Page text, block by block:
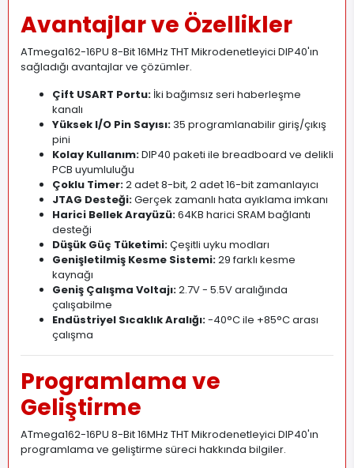
Avantajlar ve Özellikler
ATmega162-16PU 8-Bit 16MHz THT Mikrodenetleyici DIP40'ın
sağladığı avantajlar ve çözümler.
Çift USART Portu: İki bağımsız seri haberleşme
kanalı
Yüksek I/O Pin Sayısı:35 programlanabilir giriş/çıkış
pini
Kolay Kullanım:DIP40 paketi ile breadboard ve delikli
PCB uyumluluğu
Çoklu Timer:2 adet 8-bit, 2 adet 16-bit zamanlayıcı
JTAG Desteği:Gerçek zamanlı hata ayıklama imkanı
Harici Bellek Arayüzü:64KB harici SRAM bağlantı
desteği
Düşük Güç Tüketimi:Çeşitli uyku modları
Genişletilmiş Kesme Sistemi:29 farklı kesme
kaynağı
Geniş Çalışma Voltajı:2.7V - 5.5V aralığında
çalışabilme
Endüstriyel Sıcaklık Aralığı:-40°C ile +85°C arası
çalışma
Programlama ve
Geliştirme
ATmega162-16PU 8-Bit 16MHz THT Mikrodenetleyici DIP40'ın
programlama ve geliştirme süreci hakkında bilgiler.